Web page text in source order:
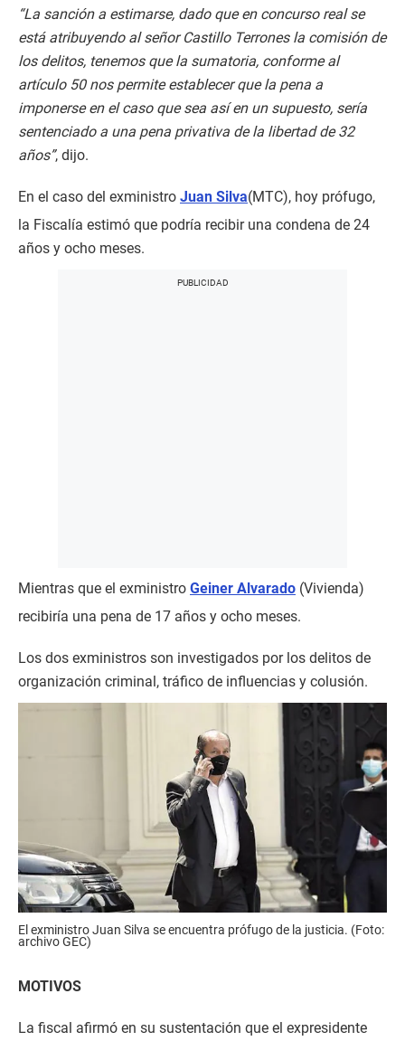
“La sanción a estimarse, dado que en concurso real se
está atribuyendo al señor Castillo Terrones la comisión de
los delitos, tenemos que la sumatoria, conforme al
artículo 50 nos permite establecer que la pena a
imponerse en el caso que sea así en un supuesto, sería
sentenciado a una pena privativa de la libertad de 32
años”, dijo.
En el caso del exministro Juan Silva(MTC), hoy prófugo,
la Fiscalía estimó que podría recibir una condena de 24
años y ocho meses.
Mientras que el exministro Geiner Alvarado (Vivienda)
recibiría una pena de 17 años y ocho meses.
Los dos exministros son investigados por los delitos de
organización criminal, tráfico de influencias y colusión.
El exministro Juan Silva se encuentra prófugo de la justicia. (Foto:
archivo GEC)
MOTIVOS
La fiscal afirmó en su sustentación que el expresidente